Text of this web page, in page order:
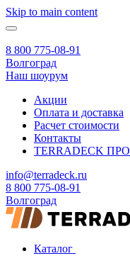
Skip to main content
8 800 775-08-91
Волгоград
Наш шоурум
Акции
Оплата и доставка
Расчет стоимости
Контакты
TERRADECK ПРО
info@terradeck.ru
8 800 775-08-91
Волгоград
Каталог